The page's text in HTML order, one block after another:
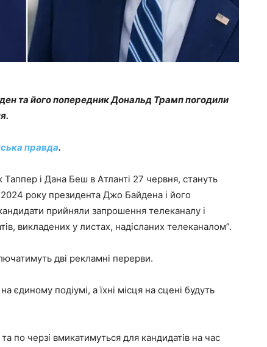
та його попередник Дональд Трамп погодили
правда.
і Дана Беш в Атланті 27 червня, стануть
року президента Джо Байдена і його
прийняли запрошення телеканалу і
викладених у листах, надісланих телеканалом”.
дві рекламні перерви.
єдиному подіумі, а їхні місця на сцені будуть
по черзі вмикатимуться для кандидатів на час